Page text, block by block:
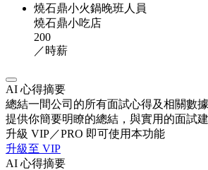
燒石鼎小火鍋晚班人員
燒石鼎小吃店
200
／時薪
AI 心得摘要
總結一間公司的所有面試心得及相關數據
提供你簡要明瞭的總結，與實用的面試建
升級 VIP／PRO 即可使用本功能
升級至 VIP
AI 心得摘要